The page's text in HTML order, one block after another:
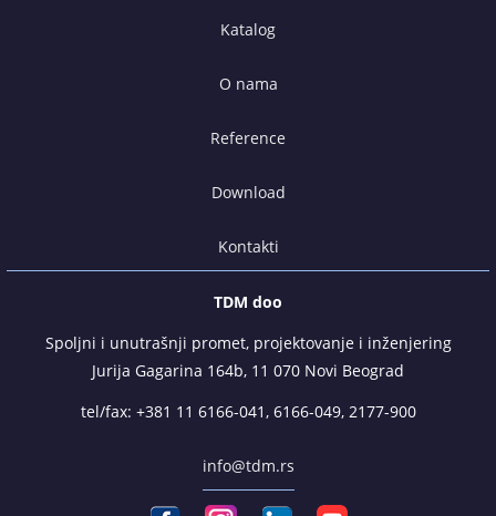
Katalog
O nama
Reference
Download
Kontakti
TDM doo
Spoljni i unutrašnji promet, projektovanje i inženjering
Jurija Gagarina 164b, 11 070 Novi Beograd
tel/fax: +381 11 6166-041 , 6166-049, 2177-900
info@tdm.rs